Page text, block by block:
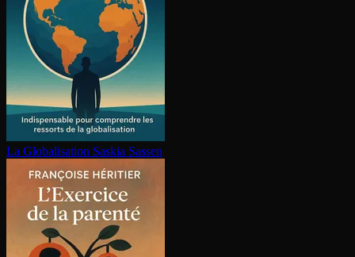
La Glo­ba­li­sa­tion Saskia Sassen